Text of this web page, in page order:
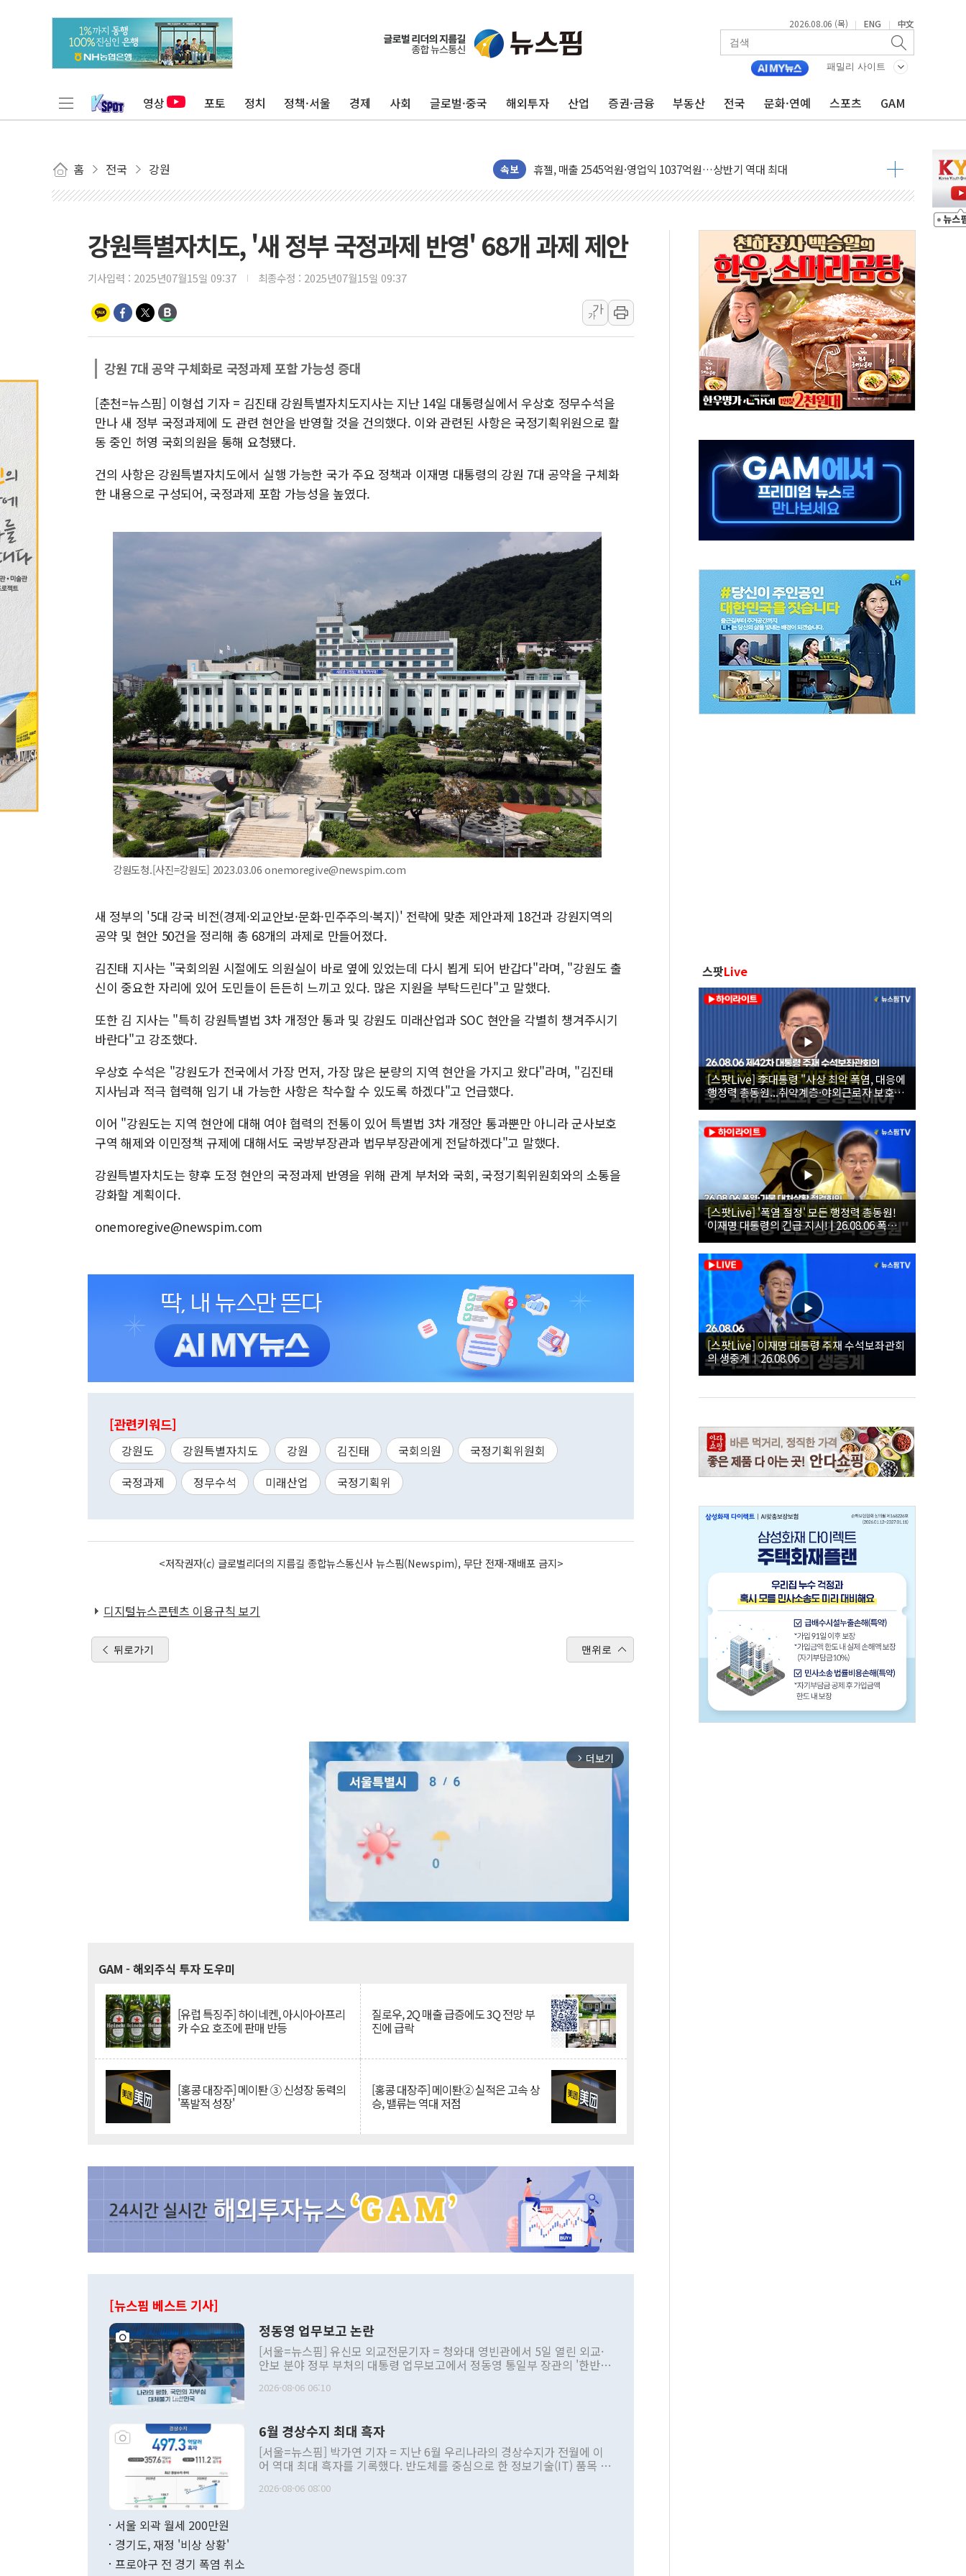
2026.08.06 (목) | ENG | 中文
패밀리 사이트
영상 포토 정치 정책·서울 경제 사회 글로벌·중국 해외투자 산업 증권·금융 부동산 전국 문화·연예 스포츠 GAM
홈 전국 강원 속보
[단독] "입주민 갑질 아니다"…원주 A아파트 '입주민 3인방' 정면 반박
유인우주선 달 착륙지 선정 밑그림, 중국 全月 1대 5백만 지질도 완성
듀오백 정관영 대표, 자사주 추가 매입
BGF리테일, 2분기 영업익 849억원…전년 比 22.3%↑
포스코, 희귀가스 사업 항공우주·방산으로 넓힌다
진원생명과학, '코로나19 DNA 백신 플랫폼' 美 특허 확보
서울 아파트값 0.26%↑…상승폭 커졌지만 고가주택 밀집된 강남·서초 둔화
효성중공업, 덴마크에 초고압변압기 첫 공급...국가 전력망에 첫 입성
딥시크, AI 서비스 가격 대대적 인상 계획...업계 파장 예고
CJ프레시웨이, 2분기 영업익 14.2% 감소…"온라인 사업으로 성장"
구리시 입주업종 확대…'현대 테라타워 구리갈매' 공급
초박빙 경선에 친명계 '추가 투표' 요구...친청계 응집력 '희석' 전략 통할까
KCC, 실적은 주춤했지만…'매출 절반' 실리콘 반등에 하반기 기대
정점식 "사관학교 통합 정치 프레임에 졸속 추진…'잼데믹' 안보까지 몰고 와"
장동혁 "李대통령 재판 재개해야 여론조사 51.9%…그것이 국민의 뜻"
日, 아키타에 일본 최대 규모의 AI 데이터센터 건설 추진
[종합] 李대통령 "취약계층 안부에 AI 활용…이주노동자 폭염 방치, 국격 훼손"
강원특별자치도, '새 정부 국정과제 반영' 68개 과제 제안
기사입력 : 2025년07월15일 09:37 최종수정 : 2025년07월15일 09:37
가
가
강원 7대 공약 구체화로 국정과제 포함 가능성 증대
[춘천=뉴스핌] 이형섭 기자 = 김진태 강원특별자치도지사는 지난 14일 대통령실에서 우상호 정무수석을
만나 새 정부 국정과제에 도 관련 현안을 반영할 것을 건의했다. 이와 관련된 사항은 국정기획위원으로 활
동 중인 허영 국회의원을 통해 요청됐다.
건의 사항은 강원특별자치도에서 실행 가능한 국가 주요 정책과 이재명 대통령의 강원 7대 공약을 구체화
한 내용으로 구성되어, 국정과제 포함 가능성을 높였다.
강원도청.[사진=강원도] 2023.03.06 onemoregive@newspim.com
새 정부의 '5대 강국 비전(경제·외교안보·문화·민주주의·복지)' 전략에 맞춘 제안과제 18건과 강원지역의
공약 및 현안 50건을 정리해 총 68개의 과제로 만들어졌다.
김진태 지사는 "국회의원 시절에도 의원실이 바로 옆에 있었는데 다시 뵙게 되어 반갑다"라며, "강원도 출
신이 중요한 자리에 있어 도민들이 든든히 느끼고 있다. 많은 지원을 부탁드린다"고 말했다.
또한 김 지사는 "특히 강원특별법 3차 개정안 통과 및 강원도 미래산업과 SOC 현안을 각별히 챙겨주시기
바란다"고 강조했다.
우상호 수석은 "강원도가 전국에서 가장 먼저, 가장 많은 분량의 지역 현안을 가지고 왔다"라며, "김진태
지사님과 적극 협력해 임기 내 가능한 사항은 착수할 수 있도록 하겠다"고 언급했다.
이어 "강원도는 지역 현안에 대해 여야 협력의 전통이 있어 특별법 3차 개정안 통과뿐만 아니라 군사보호
구역 해제와 이민정책 규제에 대해서도 국방부장관과 법무부장관에게 전달하겠다"고 말했다.
강원특별자치도는 향후 도정 현안의 국정과제 반영을 위해 관계 부처와 국회, 국정기획위원회와의 소통을
강화할 계획이다.
onemoregive@newspim.com
[관련키워드]
강원도 강원특별자치도 강원 김진태 국회의원
국정기획위원회
국정과제
정무수석 미래산업 국정기획위
<저작권자(c) 글로벌리더의 지름길 종합뉴스통신사 뉴스핌(Newspim), 무단 전재-재배포 금지>
디지털뉴스콘텐츠 이용규칙 보기
뒤로가기 맨위로
arrow_forward_ios 더보기
GAM - 해외주식 투자 도우미
[유럽 특징주] 하이네켄, 아시아·아프리
카 수요 호조에 판매 반등
질로우, 2Q 매출 급증에도 3Q 전망 부
진에 급락
[홍콩 대장주] 메이퇀 ③ 신성장 동력의
'폭발적 성장'
[홍콩 대장주] 메이퇀② 실적은 고속 상
승, 밸류는 역대 저점
[뉴스핌 베스트 기사]
정동영 업무보고 논란
[서울=뉴스핌] 유신모 외교전문기자 = 청와대 영빈관에서 5일 열린 외교·
안보 분야 정부 부처의 대통령 업무보고에서 정동영 통일부 장관의 '한반도
발언 중에는 정부 내 조율을 거치지 않은 사안을 정책으로 추진하겠다고 공
주의적 희망에 근거한 비현실적 구상'이라는 비판을 내놨다. 그동안 정 장
관의 대북 정책 관련 발언이 물의를 빚은 적은 여러 번 있지만 대통령과 유
관 부처 장관이 공개적으로 부정적 입장을 표명한 것은 이례적이다. 정 장
관의 무리한 대북 접근법과 월권을 제어해야 한다는 목소리도 높아지고 있
다. [정동영 통일부 장관이 지난달 23일 오후 서울 종로구 정부서울청사에
2026-08-06 06:10
6월 경상수지 최대 흑자
[서울=뉴스핌] 박가연 기자 = 지난 6월 우리나라의 경상수지가 전월에 이
어 역대 최대 흑자를 기록했다. 반도체를 중심으로 한 정보기술(IT) 품목 수
료=한국은행] 한국은행이 6일 발표한 '2026년 6월 국제수지(잠정)'에 따르
2026-08-06 08:00
서울 외곽 월세 200만원
경기도, 재정 '비상 상황'
프로야구 전 경기 폭염 취소
스팟Live
[스팟Live] 李대통령 "사상 최악 폭염, 대응에
행정력 총동원...취약계층·야외근로자 보호에
힘써야"｜26.08.06 제42차 대통령 주재 수석
보좌관회의
[스팟Live] '폭염 절정' 모든 행정력 총동원!
이재명 대통령의 긴급 지시! | 26.08.06 폭염•
가뭄 대처상황 점검회의
[스팟Live] 이재명 대통령 주재 수석보좌관회
의 생중계｜26.08.06